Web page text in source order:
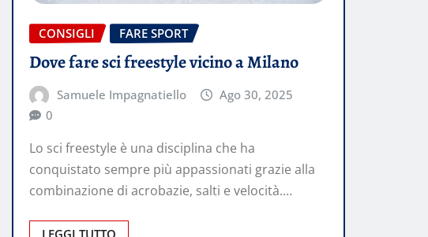
CONSIGLI FARE SPORT
Dove fare sci freestyle vicino a Milano
Samuele Impagnatiello
Ago 30, 2025
0
Lo sci freestyle è una disciplina che ha
conquistato sempre più appassionati grazie alla
combinazione di acrobazie, salti e velocità.…